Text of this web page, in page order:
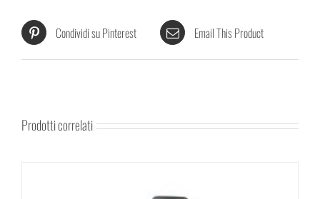
Condividi su Pinterest Email This Product
Prodotti correlati